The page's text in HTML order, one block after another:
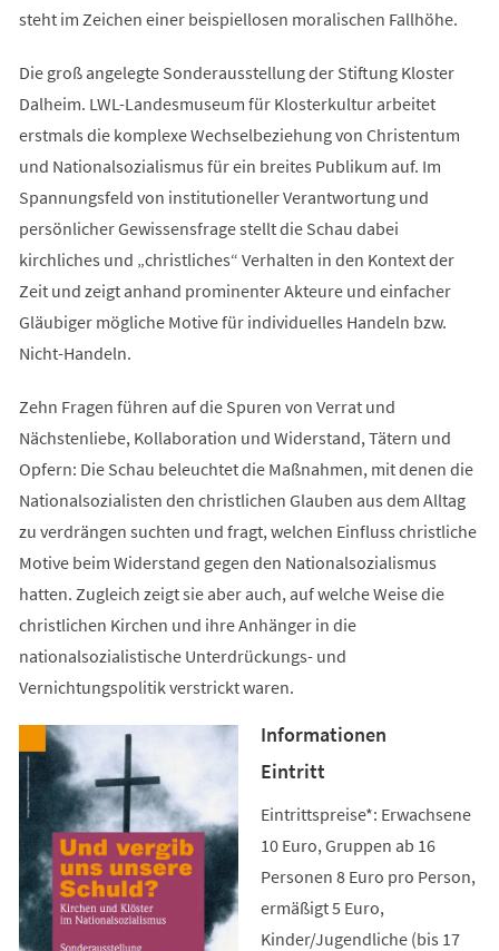
steht im Zeichen einer beispiellosen moralischen Fallhöhe.
Die groß angelegte Sonderausstellung der Stiftung Kloster
Dalheim. LWL-Landesmuseum für Klosterkultur arbeitet
erstmals die komplexe Wechselbeziehung von Christentum
und Nationalsozialismus für ein breites Publikum auf. Im
Spannungsfeld von institutioneller Verantwortung und
persönlicher Gewissensfrage stellt die Schau dabei
kirchliches und „christliches“ Verhalten in den Kontext der
Zeit und zeigt anhand prominenter Akteure und einfacher
Gläubiger mögliche Motive für individuelles Handeln bzw.
Nicht-Handeln.
Zehn Fragen führen auf die Spuren von Verrat und
Nächstenliebe, Kollaboration und Widerstand, Tätern und
Opfern: Die Schau beleuchtet die Maßnahmen, mit denen die
Nationalsozialisten den christlichen Glauben aus dem Alltag
zu verdrängen suchten und fragt, welchen Einfluss christliche
Motive beim Widerstand gegen den Nationalsozialismus
hatten. Zugleich zeigt sie aber auch, auf welche Weise die
christlichen Kirchen und ihre Anhänger in die
nationalsozialistische Unterdrückungs- und
Vernichtungspolitik verstrickt waren.
Informationen
Eintritt
Eintrittspreise*: Erwachsene
10 Euro, Gruppen ab 16
Personen 8 Euro pro Person,
ermäßigt 5 Euro,
Kinder/Jugendliche (bis 17